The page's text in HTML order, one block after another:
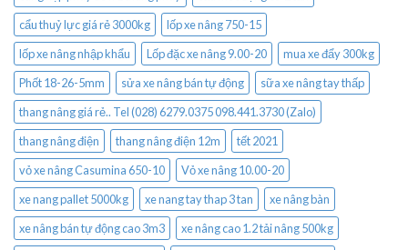
cẩu thuỷ lực giá rẻ 3000kg
lốp xe nâng 750-15
lốp xe nâng nhập khẩu
Lốp đặc xe nâng 9.00-20
mua xe đẩy 300kg
Phốt 18-26-5mm
sửa xe nâng bán tự động
sữa xe nâng tay thấp
thang nâng giá rẻ.. Tel (028) 6279.0375 098.441.3730 (Zalo)
thang nâng điện
thang nâng điện 12m
tết 2021
vỏ xe nâng Casumina 650-10
Vỏ xe nâng 10.00-20
xe nang pallet 5000kg
xe nang tay thap 3 tan
xe nâng bàn
xe nâng bán tự động cao 3m3
xe nâng cao 1.2 tải nâng 500kg